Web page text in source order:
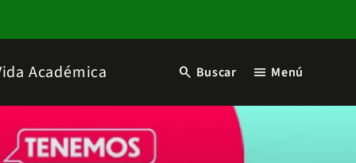
Académica search Buscar menu Menú